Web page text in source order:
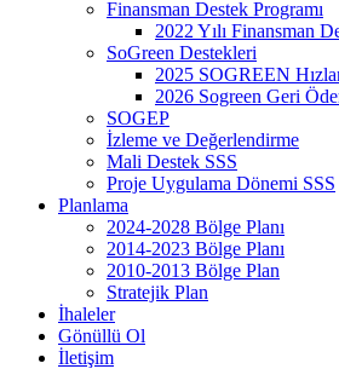
Finansman Destek Programı
2022 Yılı Finansman
SoGreen Destekleri
2025 SOGREEN
2026 Sogreen Geri
SOGEP
İzleme ve Değerlendirme
Mali Destek SSS
Proje Uygulama Dönemi SSS
Planlama
2024-2028 Bölge Planı
2014-2023 Bölge Planı
2010-2013 Bölge Plan
Stratejik Plan
İhaleler
Gönüllü Ol
İletişim